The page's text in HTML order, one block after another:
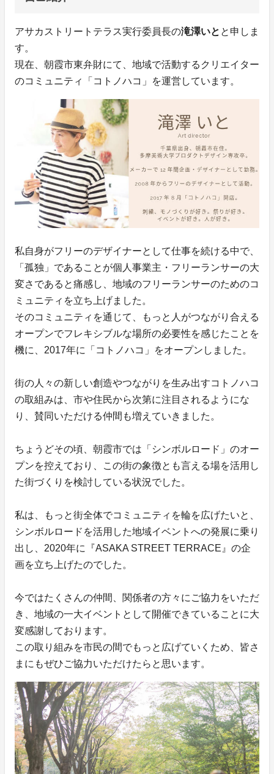
アサカストリートテラス実行委員長の滝澤いと と申しま
す。
現在、朝霞市東弁財にて、地域で活動するクリエイター
のコミュニティ「コトノハコ」を運営しています。
私自身がフリーのデザイナーとして仕事を続ける中で、
「孤独」であることが個人事業主・フリーランサーの大
変さであると痛感し、地域のフリーランサーのためのコ
ミュニティを立ち上げました。
そのコミュニティを通じて、もっと人がつながり合える
オープンでフレキシブルな場所の必要性を感じたことを
機に、2017年に「コトノハコ」をオープンしました。
街の人々の新しい創造やつながりを生み出すコトノハコ
の取組みは、市や住民から次第に注目されるようにな
り、賛同いただける仲間も増えていきました。
ちょうどその頃、朝霞市では「シンボルロード」のオー
プンを控えており、この街の象徴とも言える場を活用し
た街づくりを検討している状況でした。
私は、もっと街全体でコミュニティを輪を広げたいと、
シンボルロードを活用した地域イベントへの発展に乗り
出し、2020年に『ASAKA STREET TERRACE』の企
画を立ち上げたのでした。
今ではたくさんの仲間、関係者の方々にご協力をいただ
き、地域の一大イベントとして開催できていることに大
変感謝しております。
この取り組みを市民の間でもっと広げていくため、皆さ
まにもぜひご協力いただけたらと思います。